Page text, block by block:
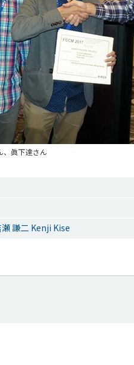
、眞下達さん
謙二 Kenji Kise